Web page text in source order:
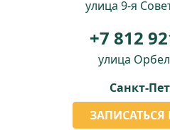
улица 9-я
+7 812
улица
Санкт-